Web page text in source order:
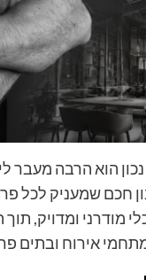
הוא הרבה מעבר
חכם שמעניק לכל
מודרני ומדויק,
אירוח ובתים